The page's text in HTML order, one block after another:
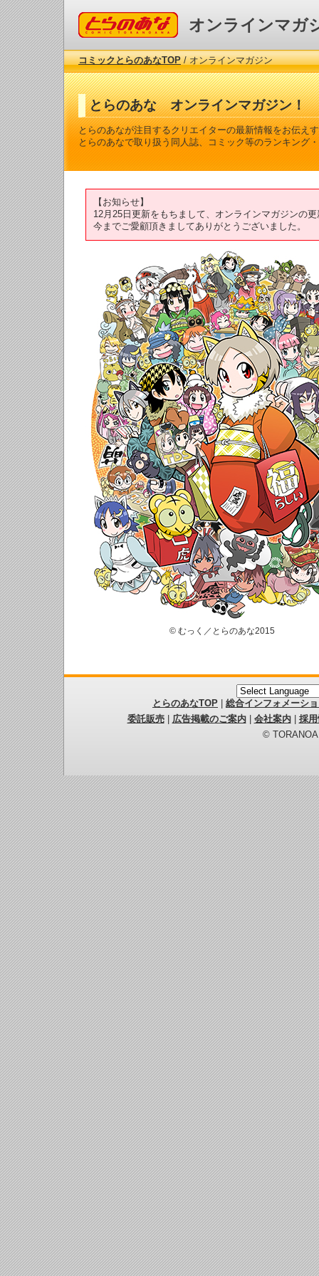
コミックとらのあな オンラインマガ
コミックとらのあなTOP/ オンラインマガジン
とらのあな オンラインマガジン！
とらのあなが注目するクリエイターの最新情報をお伝え
とらのあなで取り扱う同人誌、コミック等のランキング
【お知らせ】
12月25日更新をもちまして、オンラインマガジンの
今までご愛顧頂きましてありがとうございました。
© むっく／とらのあな2015
とらのあなTOP
総合インフォメーシ
委託販売| 広告掲載のご案内| 会社案内| 採
©